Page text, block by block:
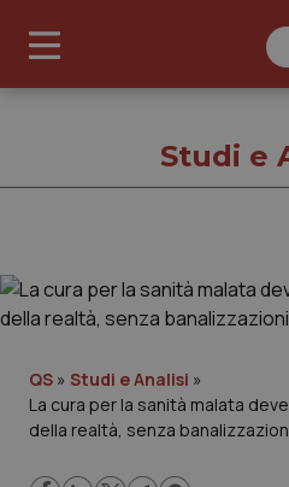
Governo e Parlamento
Regioni e Asl
Studi e
QS » Studi e Analisi »
La cura per la sanità malata
della realtà, senza